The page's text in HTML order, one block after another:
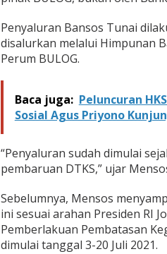
Penyaluran Bansos Tunai
disalurkan melalui Himpunan
Perum BULOG.
Baca juga: Peluncuran
Sosial Agus Priyono
“Penyaluran sudah dimulai
pembaruan DTKS,” ujar
Sebelumnya, Mensos
ini sesuai arahan Presiden RI
Pemberlakuan Pembatasan
dimulai tanggal 3-20 Juli 2021.